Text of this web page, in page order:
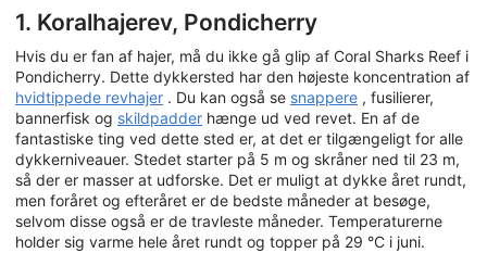
1. Koralhajerev, Pondicherry
Hvis du er fan af hajer, må du ikke gå glip af Coral Sharks Reef i
Pondicherry. Dette dykkersted har den højeste koncentration af
hvidtippede revhajer . Du kan også se snappere , fusilierer,
bannerfisk og skildpadder hænge ud ved revet. En af de
fantastiske ting ved dette sted er, at det er tilgængeligt for alle
dykkerniveauer. Stedet starter på 5 m og skråner ned til 23 m,
så der er masser at udforske. Det er muligt at dykke året rundt,
men foråret og efteråret er de bedste måneder at besøge,
selvom disse også er de travleste måneder. Temperaturerne
holder sig varme hele året rundt og topper på 29 °C i juni.